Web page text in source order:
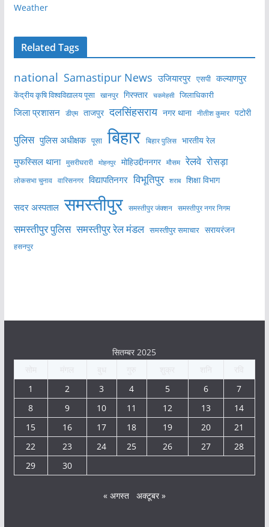
Weather
Related Tags
national Samastipur News उजियारपुर एसपी कल्याणपुर
केंद्रीय कृषि विश्वविद्यालय पूसा खानपुर गिरफ्तार चकमेहसी जिलाधिकारी
जिला प्रशासन डीएम ताजपुर दलसिंहसराय नगर थाना नीतीश कुमार पटोरी
पुलिस पुलिस अधीक्षक पूसा बिहार बिहार पुलिस भारतीय रेल
मुफस्सिल थाना मुसरीघरारी मोहनपुर मोहिउद्दीननगर मौसम रेलवे रोसड़ा
लोकसभा चुनाव वारिसनगर विद्यापतिनगर विभूतिपुर शराब शिक्षा विभाग
सदर अस्पताल समस्तीपुर समस्तीपुर जंक्शन समस्तीपुर नगर निगम
समस्तीपुर पुलिस समस्तीपुर रेल मंडल समस्तीपुर समाचार सरायरंजन
हसनपुर
सितम्बर 2025
1
2 3 4 5 6
7
8
9 10 11 12 13
14
15
16 17 18 19 20
21
22
23 24 25 26 27
28
29
30
« अगस्त अक्टूबर »